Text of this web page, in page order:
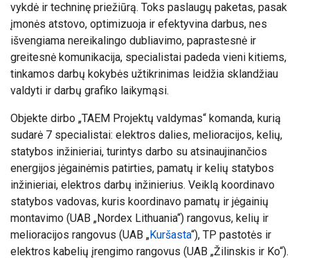
vykdė ir techninę priežiūrą. Toks paslaugų paketas, pasak
įmonės atstovo, optimizuoja ir efektyvina darbus, nes
išvengiama nereikalingo dubliavimo, paprastesnė ir
greitesnė komunikacija, specialistai padeda vieni kitiems,
tinkamos darbų kokybės užtikrinimas leidžia sklandžiau
valdyti ir darbų grafiko laikymąsi.
Objekte dirbo „TAEM Projektų valdymas“ komanda, kurią
sudarė 7 specialistai: elektros dalies, melioracijos, kelių,
statybos inžinieriai, turintys darbo su atsinaujinančios
energijos jėgainėmis patirties, pamatų ir kelių statybos
inžinieriai, elektros darbų inžinierius. Veiklą koordinavo
statybos vadovas, kuris koordinavo pamatų ir jėgainių
montavimo (UAB „Nordex Lithuania“) rangovus, kelių ir
melioracijos rangovus (UAB „Kuršasta“), TP pastotės ir
elektros kabelių įrengimo rangovus (UAB „Žilinskis ir Ko“).